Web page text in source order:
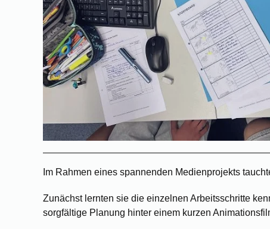
Im Rahmen eines spannenden Medienprojekts
Zunächst lernten sie die einzelnen Arbeitsschritte
sorgfältige Planung hinter einem kurzen